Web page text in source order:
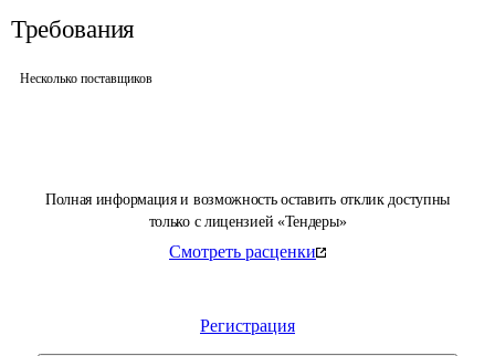
Полная информация и возможность оставить отклик доступны
только с лицензией «Тендеры»
Смотреть расценки
Регистрация
Требования
Несколько поставщиков